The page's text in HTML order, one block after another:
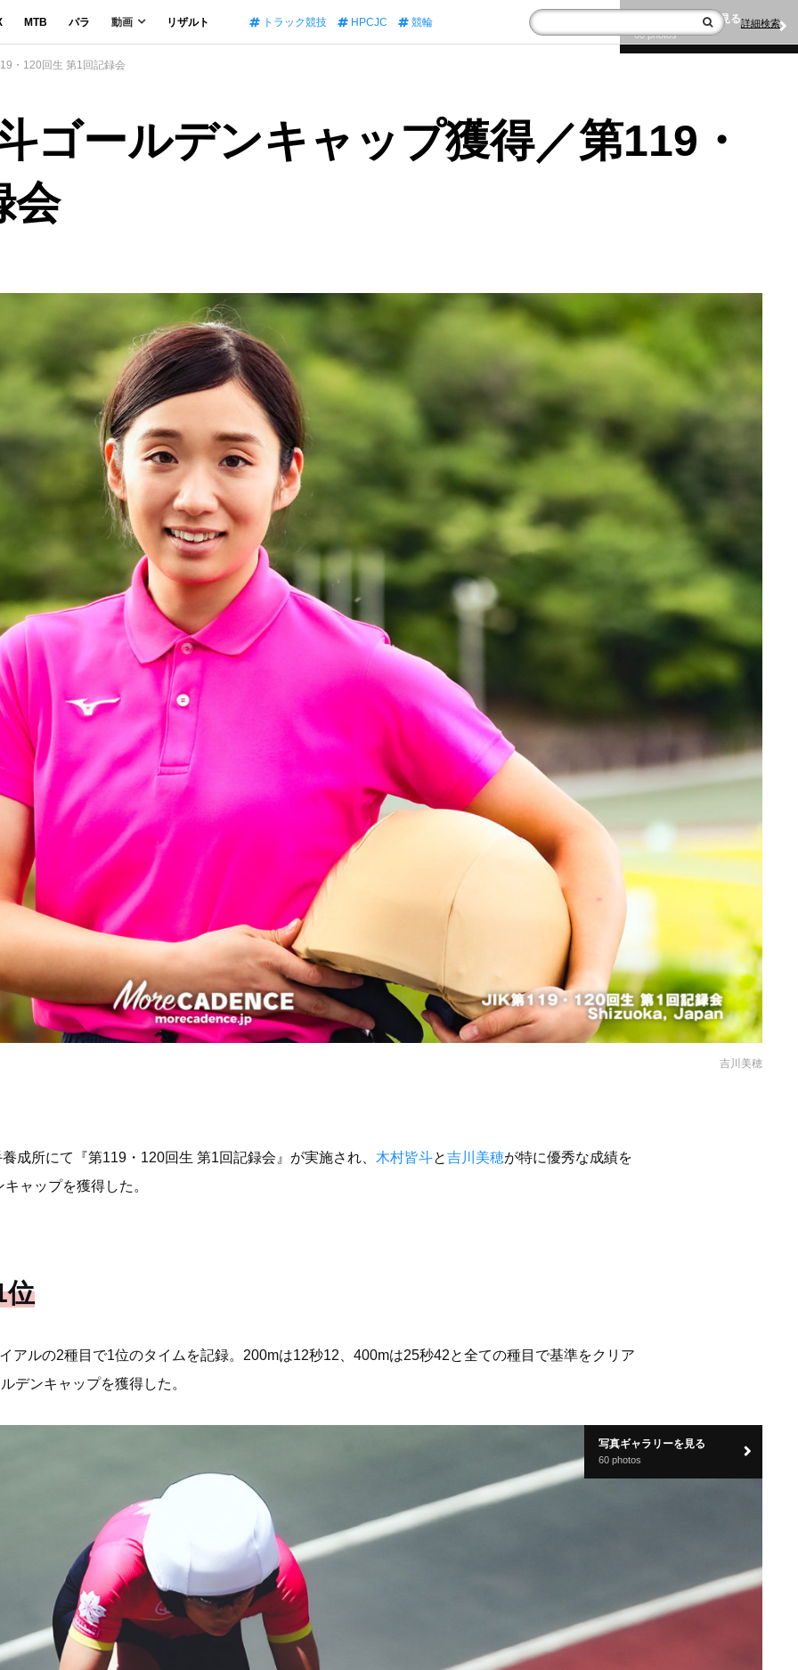
MTB パラ 動画 リザルト トラック競技 HPCJC 競輪 詳細検索
・120回生 第1回記録会
ゴールデンキャップ獲得／第119・
会
吉川美穂
成所にて『第119・120回生 第1回記録会』が実施され、 木村皆斗と吉川美穂が特に優秀な成績を
ャップを獲得した。
位
アルの2種目で1位のタイムを記録。200mは12秒12、400mは25秒42と全ての種目で基準をクリア
デンキャップを獲得した。
写真ギャラリーを見る
60 photos
写真ギャラリーを見る
60 photos
写真ギャラリーを見る
60 photos